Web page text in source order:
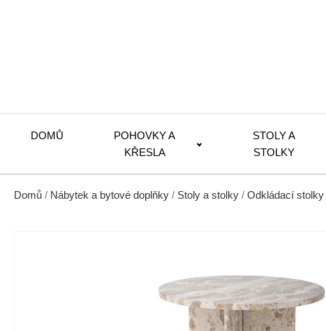
DOMŮ
POHOVKY A
KŘESLA
STOLY A
STOLKY
Domů / Nábytek a bytové doplňky / Stoly a stolky / Odkládací stolky